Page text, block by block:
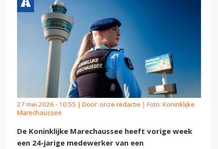
27 mei 2026 - 10:55 | Door: onze redactie | Foto: Koninklijke
Marechaussee
De Koninklijke Marechaussee heeft vorige week
een 24-jarige medewerker van een